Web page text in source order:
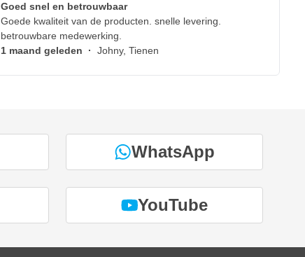
Goed snel en betrouwbaar
Goede kwaliteit van de producten. snelle levering.
betrouwbare medewerking.
1 maand geleden · Johny, Tienen
WhatsApp
YouTube